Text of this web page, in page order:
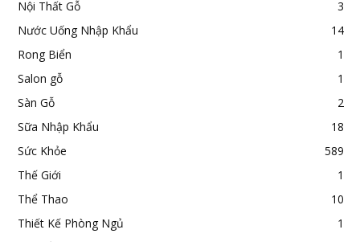
Nội Thất Gỗ
3
Nước Uống Nhập Khẩu
14
Rong Biển
1
Salon gỗ
1
Sàn Gỗ
2
Sữa Nhập Khẩu
18
Sức Khỏe
589
Thế Giới
1
Thể Thao
10
Thiết Kế Phòng Ngủ
1